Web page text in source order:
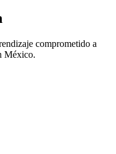
comprometido a
México.